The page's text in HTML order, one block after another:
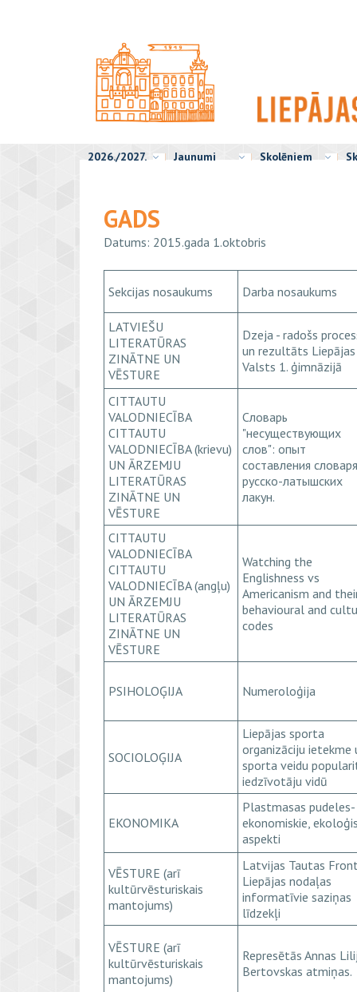
2026./2027. Jaunumi Skolēniem
GADS
Datums: 2015.gada 1.oktobris
Sekcijas nosaukums Darba nosaukums
LATVIEŠU
LITERATŪRAS
ZINĀTNE UN
VĒSTURE
Dzeja - radošs
un rezultāts Liepājas
Valsts 1. ģimnāzijā
CITTAUTU
VALODNIECĪBA
CITTAUTU
VALODNIECĪBA (krievu)
UN ĀRZEMJU
LITERATŪRAS
ZINĀTNE UN
VĒSTURE
Словарь
"несуществующих
слов": опыт
составления словаря
русско-латышских
лакун.
CITTAUTU
VALODNIECĪBA
CITTAUTU
VALODNIECĪBA (angļu)
UN ĀRZEMJU
LITERATŪRAS
ZINĀTNE UN
VĒSTURE
Watching the
Englishness vs
Americanism and
behavioural and
codes
PSIHOLOĢIJA Numeroloģija
SOCIOLOĢIJA
Liepājas sporta
organizāciju ietekme
sporta veidu
iedzīvotāju vidū
EKONOMIKA
Plastmasas pudeles-
ekonomiskie,
aspekti
VĒSTURE (arī
kultūrvēsturiskais
mantojums)
Latvijas Tautas
Liepājas nodaļas
informatīvie saziņas
līdzekļi
VĒSTURE (arī
kultūrvēsturiskais
mantojums)
Represētās Annas
Bertovskas atmiņas.